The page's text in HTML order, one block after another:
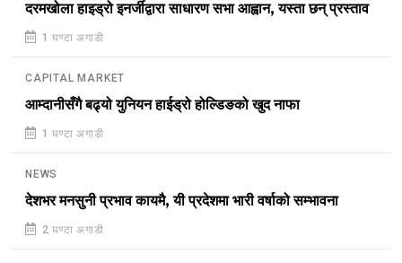
दरमखोला हाइड्रो इनर्जीद्वारा साधारण सभा आह्वान, यस्ता छन् प्रस्ताव
1 घण्टा अगाडी
CAPITAL MARKET
आम्दानीसँगै बढ्यो युनियन हाईड्रो होल्डिङको खुद नाफा
1 घण्टा अगाडी
NEWS
देशभर मनसुनी प्रभाव कायमै, यी प्रदेशमा भारी वर्षाको सम्भावना
2 घण्टा अगाडी